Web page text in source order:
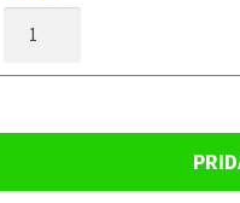
DOJAZDOVÉ
8
2003-